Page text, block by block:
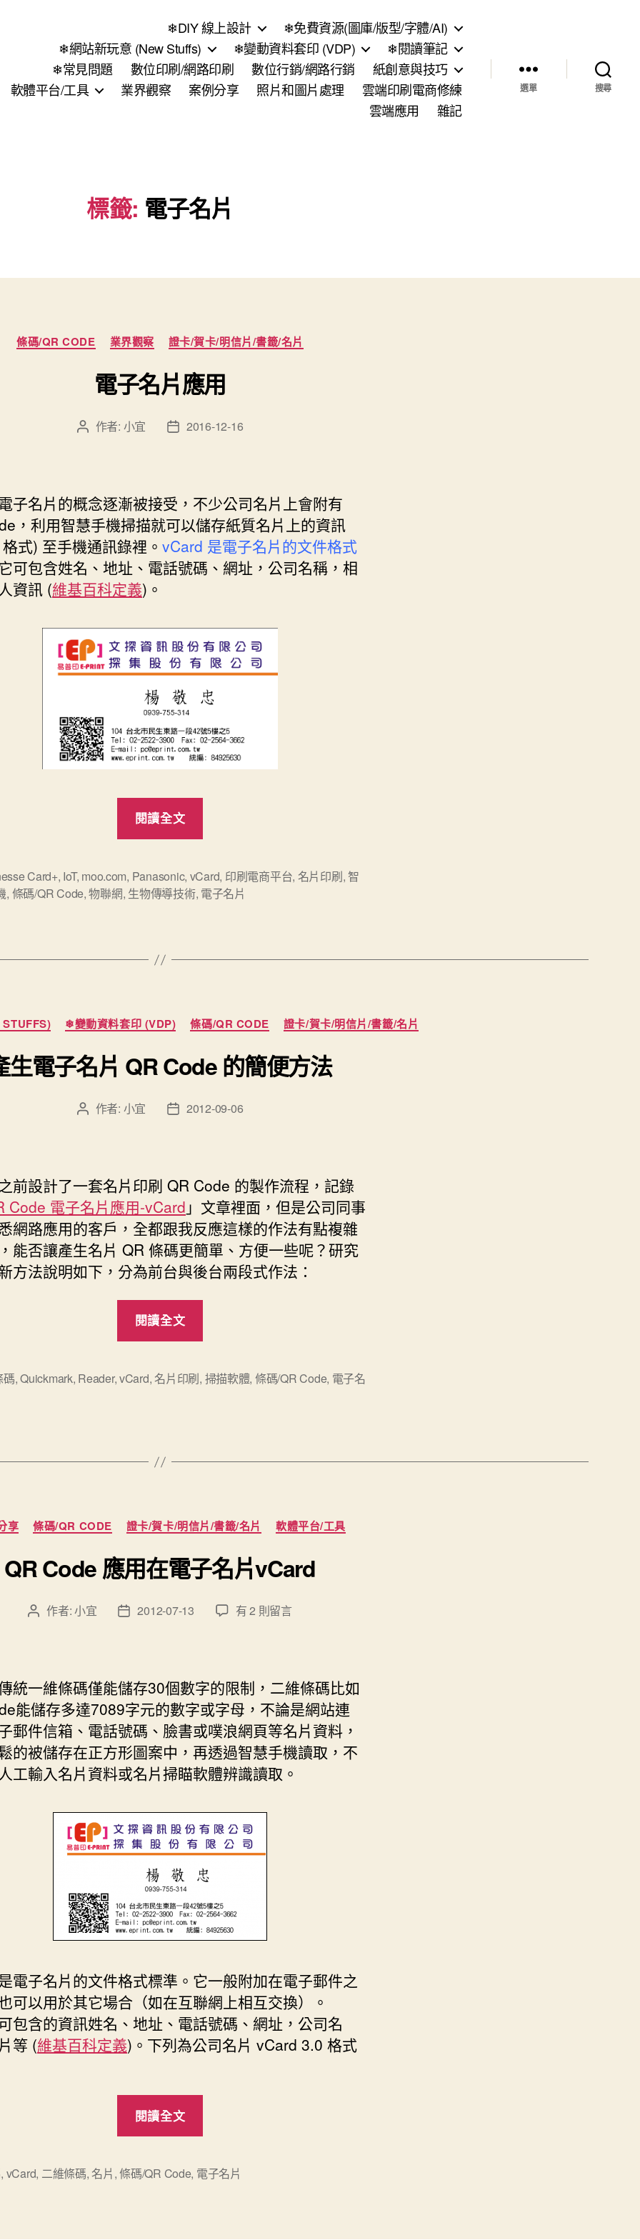
❄DIY 線上設計
❄免費資源(圖庫/版型/字體/AI)
❄網站新玩意 (New Stuffs)
❄變動資料套印 (VDP)
❄閱讀筆記
❄常見問題
數位印刷/網路印刷 數位行銷/網路行銷
紙創意與技巧
軟體平台/工具
業界觀察 案例分享 照片和圖片處理
雲端印刷電商修練
雲端應用
雜記
選單 搜尋
標籤: 電子名片
分
類
條碼/QR CODE 業界觀察 證卡/賀卡/明信片/書籤/名片
電子名片應用
文 作者: 小宜
文
日
期
2016-12-16
子名片的概念逐漸被接受，不少公司名片上會附有
，利用智慧手機掃描就可以儲存紙質名片上的資訊
式) 至手機通訊錄裡。 vCard 是電子名片的文件格式
可包含姓名、地址、電話號碼、網址，公司名稱，相
資訊 (維基百科定義)。
閱讀全文
片
應
Card+, IoT, moo.com, Panasonic, vCard, 印刷電商平台, 名片印刷,智
, 條碼/QR Code,物聯網, 生物傳導技術, 電子名片
分
類
❄變動資料套印 (VDP) 條碼/QR CODE 證卡/賀卡/明信片/書籤/名片
生電子名片 QR Code 的簡便方法
文 作者: 小宜
文
日
期
2012-09-06
前設計了一套名片印刷 QR Code 的製作流程，記錄
Code 電子名片應用-vCard」文章裡面，但是公司同事
網路應用的客戶，全都跟我反應這樣的作法有點複雜
能否讓產生名片 QR 條碼更簡單、方便一些呢？研究
方法說明如下，分為前台與後台兩段式作法：
閱讀全文
子
Code
便
方
法”
碼,Quickmark, Reader,vCard,名片印刷, 掃描軟體, 條碼/QR Code, 電子名
分
類
享 條碼/QR CODE 證卡/賀卡/明信片/書籤/名片 軟體平台/工具
QR Code 應用在電子名片vCard
文 作者:小宜
文
日
期
2012-07-13
在
用
在
電
子
名
片
vCard〉
有 2 則留言
統一維條碼僅能儲存30個數字的限制，二維條碼比如
能儲存多達7089字元的數字或字母，不論是網站連
郵件信箱、電話號碼、臉書或噗浪網頁等名片資料，
的被儲存在正方形圖案中，再透過智慧手機讀取，不
工輸入名片資料或名片掃瞄軟體辨識讀取。
電子名片的文件格式標準。它一般附加在電子郵件之
可以用於其它場合（如在互聯網上相互交換）。
包含的資訊姓名、地址、電話號碼、網址，公司名
等 (維基百科定義)。下列為公司名片 vCard 3.0 格式
閱讀全文
用
, vCard, 二維條碼,名片,條碼/QR Code, 電子名片